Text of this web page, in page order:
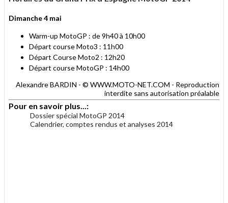
Dimanche 4 mai
Warm-up MotoGP : de 9h40 à 10h00
Départ course Moto3 : 11h00
Départ Course Moto2 : 12h20
Départ course MotoGP : 14h00
Alexandre BARDIN - © WWW.MOTO-NET.COM - Reproduction
interdite sans autorisation préalable
Pour en savoir plus...:
Dossier spécial MotoGP 2014
Calendrier, comptes rendus et analyses 2014